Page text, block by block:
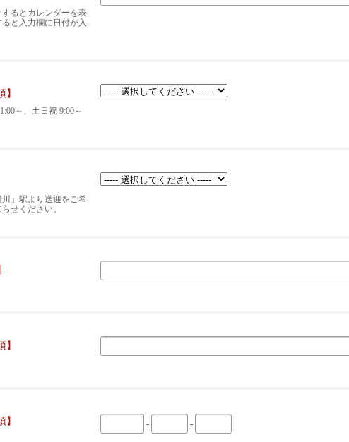
るとカレンダーを表
と入力欄に日付が入
】
～、土日祝 9:00～
」駅より送迎をご希
せください。
】
】 - -